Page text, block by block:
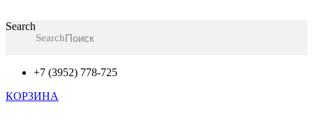
Search
Search
+7 (3952) 778-725
КОРЗИНА